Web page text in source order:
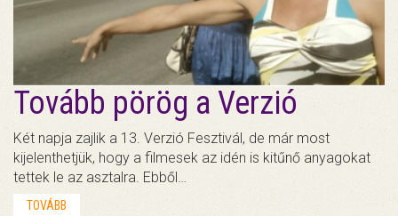
Tovább pörög a Verzió
Két napja zajlik a 13. Verzió Fesztivál, de már most
kijelenthetjük, hogy a filmesek az idén is kitűnő anyagokat
tettek le az asztalra. Ebből…
TOVÁBB